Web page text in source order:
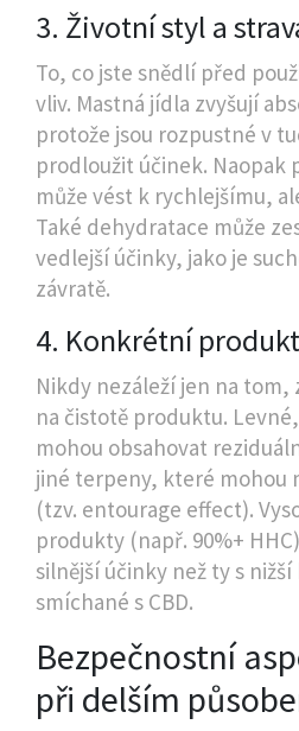
3. Životní styl a
To, co jste snědlí před
vliv. Mastná jídla zvyšují
protože jsou rozpustné v
prodloužit účinek. Naopak
může vést k rychlejšímu,
Také dehydratace může
vedlejší účinky, jako je
závratě.
4. Konkrétní
Nikdy nezáleží jen na tom,
na čistotě produktu.
mohou obsahovat
jiné terpeny, které mohou
(tzv. entourage effect).
produkty (např. 90%+
silnější účinky než ty s
smíchané s CBD.
Bezpečnostní
při delším